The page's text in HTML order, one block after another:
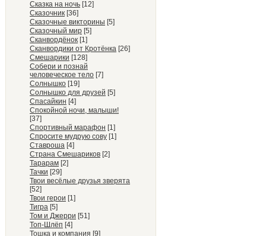
Сказка на ночь [12]
Сказочник [36]
Сказочные викторины [5]
Сказочный мир [5]
Сканвордёнок [1]
Сканвордики от Кротёнка [26]
Смешарики [128]
Собери и познай
человеческое тело [7]
Солнышко [19]
Солнышко для друзей [5]
Спасайкин [4]
Спокойной ночи, малыши!
[37]
Спортивный марафон [1]
Спросите мудрую сову [1]
Ставроша [4]
Страна Смешариков [2]
Тарарам [2]
Тачки [29]
Твои весёлые друзья зверята
[52]
Твои герои [1]
Тигра [5]
Том и Джерри [51]
Топ-Шлёп [4]
Тошка и компания [9]